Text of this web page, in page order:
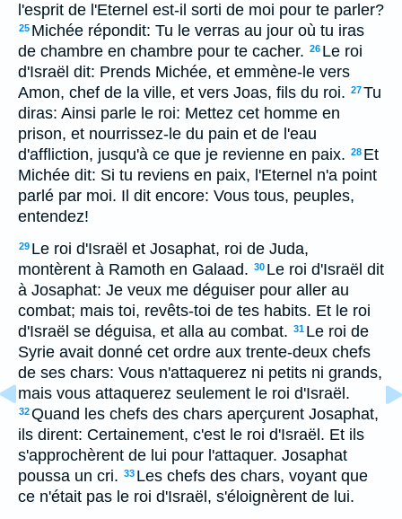
l'esprit de l'Eternel est-il sorti de moi pour te parler?
25 Michée répondit: Tu le verras au jour où tu iras
de chambre en chambre pour te cacher. 26 Le roi
d'Israël dit: Prends Michée, et emmène-le vers
Amon, chef de la ville, et vers Joas, fils du roi. 27Tu
diras: Ainsi parle le roi: Mettez cet homme en
prison, et nourrissez-le du pain et de l'eau
d'affliction, jusqu'à ce que je revienne en paix. 28 Et
Michée dit: Si tu reviens en paix, l'Eternel n'a point
parlé par moi. Il dit encore: Vous tous, peuples,
entendez!
29 Le roi d'Israël et Josaphat, roi de Juda,
montèrent à Ramoth en Galaad. 30 Le roi d'Israël dit
à Josaphat: Je veux me déguiser pour aller au
combat; mais toi, revêts-toi de tes habits. Et le roi
d'Israël se déguisa, et alla au combat. 31 Le roi de
Syrie avait donné cet ordre aux trente-deux chefs
de ses chars: Vous n'attaquerez ni petits ni grands,
mais vous attaquerez seulement le roi d'Israël.
32Quand les chefs des chars aperçurent Josaphat,
ils dirent: Certainement, c'est le roi d'Israël. Et ils
s'approchèrent de lui pour l'attaquer. Josaphat
poussa un cri. 33 Les chefs des chars, voyant que
ce n'était pas le roi d'Israël, s'éloignèrent de lui.